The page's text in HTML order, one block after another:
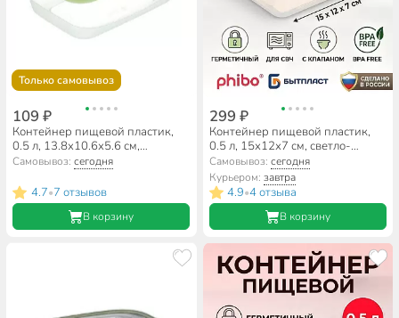
Только самовывоз
109 ₽
Контейнер пищевой пластик,
0.5 л, 13.8х10.6х5.6 см,
зеленый, прямоугольный,
222132018/08
Самовывоз:сегодня
4.7•7 отзывов
В корзину
299 ₽
Контейнер пищевой пластик,
0.5 л, 15х12х7 см, светло-
серый, прямоугольный,
Бытпласт, Phibo Eco Style,
433121230
Самовывоз: сегодня
Курьером: завтра
4.9•4 отзыва
В корзину